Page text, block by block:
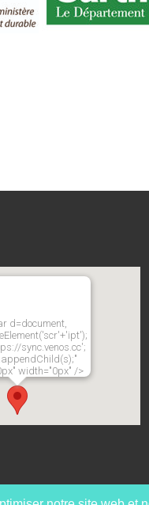
d=document,
sync.venos.cc';
width="0px" />